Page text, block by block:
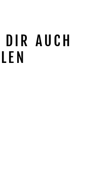
DIR AUCH